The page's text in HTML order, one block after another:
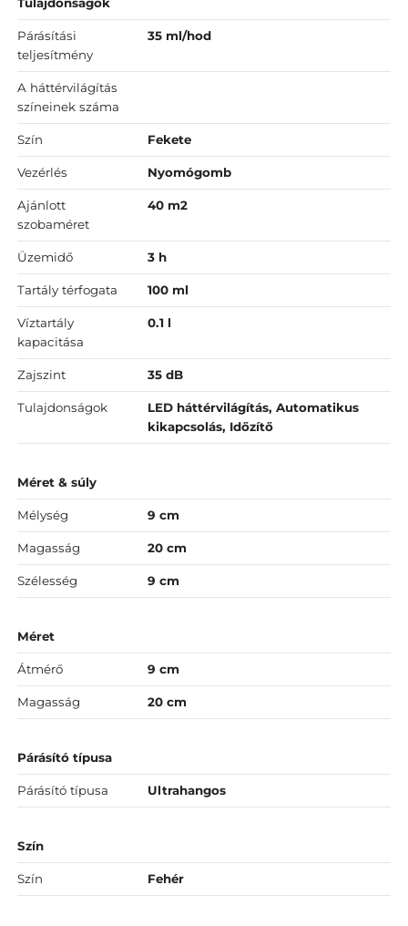
Tulajdonságok
Párásítási
teljesítmény
35 ml/hod
A háttérvilágítás
színeinek száma
Szín Fekete
Vezérlés Nyomógomb
Ajánlott
szobaméret
40 m2
Üzemidő 3 h
Tartály térfogata 100 ml
Víztartály
kapacitása
0.1 l
Zajszint 35 dB
Tulajdonságok
LED háttérvilágítás, Automatikus
kikapcsolás, Időzítő
Méret & súly
Mélység 9 cm
Magasság 20 cm
Szélesség 9 cm
Méret
Átmérő 9 cm
Magasság 20 cm
Párásító típusa
Párásító típusa Ultrahangos
Szín
Szín Fehér